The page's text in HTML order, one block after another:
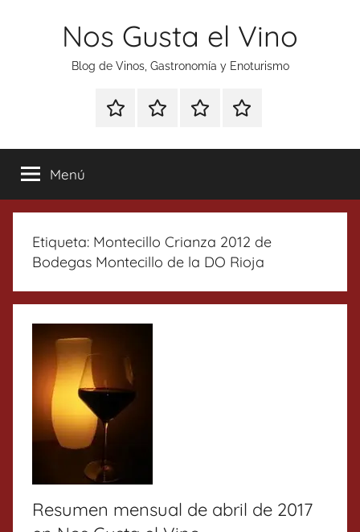
Nos Gusta el Vino
Blog de Vinos, Gastronomía y Enoturismo
Especial
Tonics
Enoturismo
Gastronomía
RankingContacto
Menú
Etiqueta: Montecillo Crianza 2012 de
Bodegas Montecillo de la DO Rioja
Resumen mensual de abril de 2017